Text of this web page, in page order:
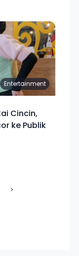
Entertainment
Cincin,
ke Publik